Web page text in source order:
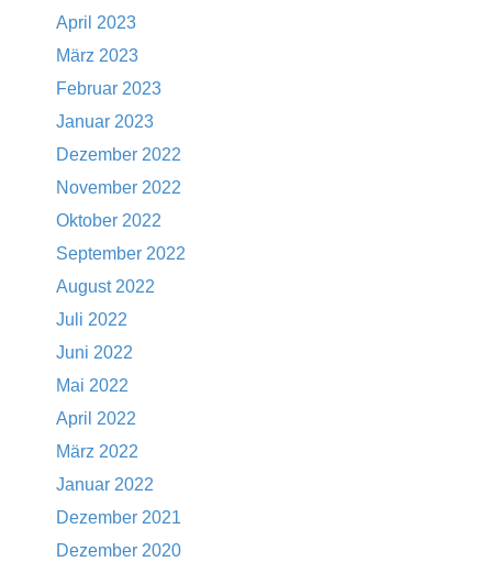
April 2023
März 2023
Februar 2023
Januar 2023
Dezember 2022
November 2022
Oktober 2022
September 2022
August 2022
Juli 2022
Juni 2022
Mai 2022
April 2022
März 2022
Januar 2022
Dezember 2021
Dezember 2020